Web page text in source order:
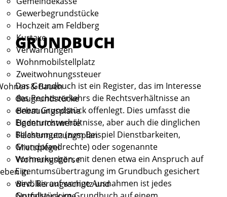
Gewerbegrundstücke
Hochzeit am Feldberg
Kurtaxe
Verwarnungen
Wohnmobilstellplatz
Zweitwohnungssteuer
& Bauen
Baugrundstücke
Bebauungspläne
Bodenrichtwerte
Flächennutzungsplan
Mietspiegel
Wohnungsbörse
in
Bevölkerungsschutz und
GRUNDBUCH
Das Grundbuch ist ein Register, das im Interesse
des Rechtsverkehrs die Rechtsverhältnisse an
einem Grundstück offenlegt. Dies umfasst die
Eigentumsverhältnisse, aber auch die dinglichen
Belastungen (zum Beispiel Dienstbarkeiten,
Grundpfandrechte) oder sogenannte
Vormerkungen, mit denen etwa ein Anspruch auf
Eigentumsübertragung im Grundbuch gesichert
wird. Bis auf wenige Ausnahmen ist jedes